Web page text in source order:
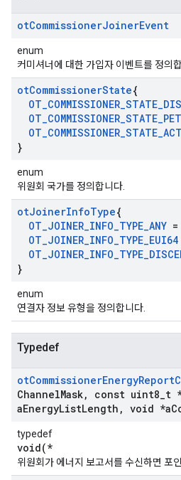
otCommissionerJoinerEvent
enum
커미셔너에 대한 가입자 이벤트를 정의
otCommissionerState{
OT_COMMISSIONER_STATE_
OT_COMMISSIONER_STATE_
OT_COMMISSIONER_STATE_
}
enum
위원회 국가를 정의합니다.
otJoinerInfoType{
OT_JOINER_INFO_TYPE_ANY
OT_JOINER_INFO_TYPE_EUI64
OT_JOINER_INFO_TYPE_
}
enum
연결자 정보 유형을 정의합니다.
Typedef
otCommissionerEnergyReport
ChannelMask, const uint8 t
aEnergyListLength , void *a
typedef
void(*
위원회가 에너지 보고서를 수신하면 포